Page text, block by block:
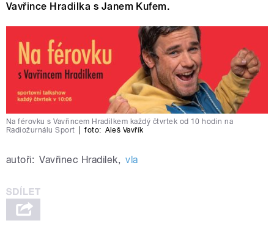
Vavřince Hradilka s Janem Kufem.
Na férovku s Vavřincem Hradilkem každý čtvrtek od 10 hodin na
Radiožurnálu Sport
foto: Aleš Vavřík
autoři: Vavřinec Hradilek, vla